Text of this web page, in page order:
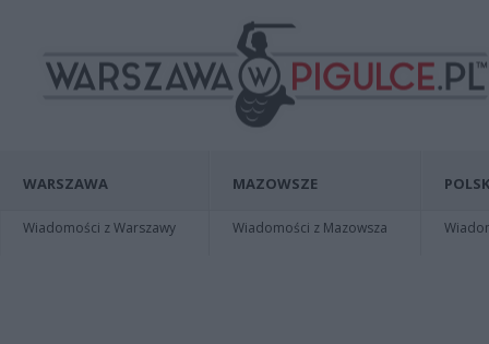
WARSZAWA
Wiadomości z Warszawy
MAZOWSZE
Wiadomości z Mazowsza